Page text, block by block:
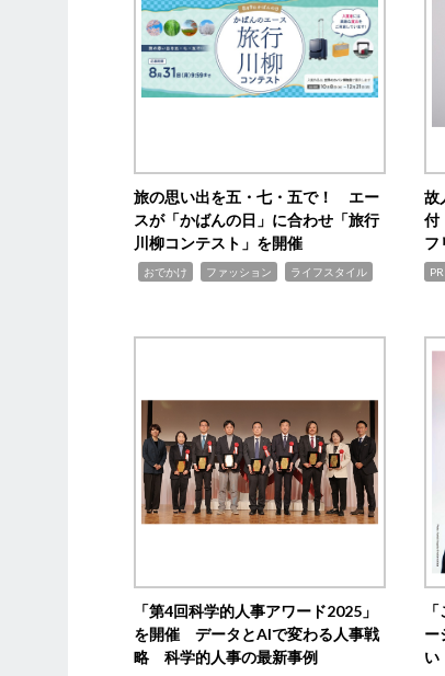
旅の思い出を五・七・五で！ エー
スが「かばんの日」に合わせ「旅行
川柳コンテスト」を開催
おでかけ ファッション ライフスタイル
故
付
フ
PR
「第4回科学的人事アワード2025」
を開催 データとAIで変わる人事戦
略 科学的人事の最新事例
ー
い